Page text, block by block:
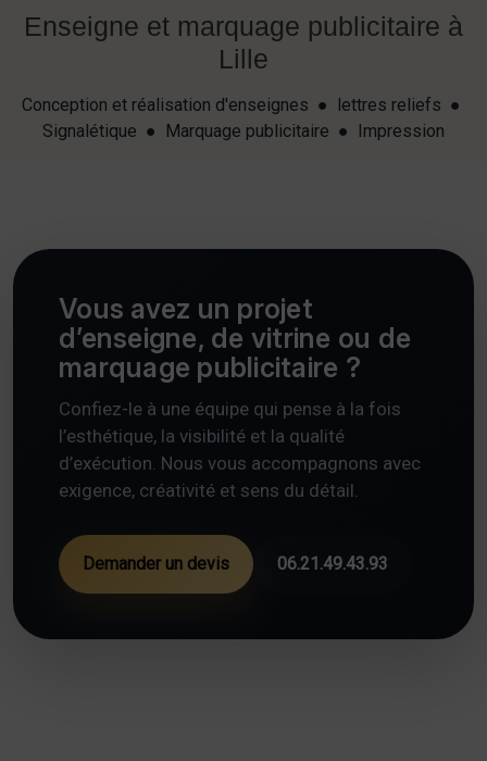
Enseigne et marquage publicitaire à
Lille
Conception et réalisation d'enseignes ● lettres reliefs ●
Signalétique ● Marquage publicitaire ● Impression
Vous avez un projet
d’enseigne, de vitrine ou de
marquage publicitaire ?
Confiez-le à une équipe qui pense à la fois
l’esthétique, la visibilité et la qualité
d’exécution. Nous vous accompagnons avec
exigence, créativité et sens du détail.
Demander un devis 06.21.49.43.93